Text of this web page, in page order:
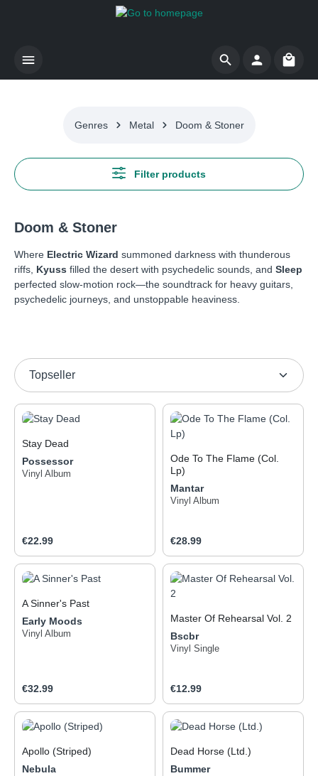
Genres Metal Doom & Stoner
Filter products
Doom & Stoner
Where Electric Wizard summoned darkness with thunderous
riffs, Kyuss filled the desert with psychedelic sounds, and Sleep
perfected slow-motion rock—the soundtrack for heavy guitars,
psychedelic journeys, and unstoppable heaviness.
Stay Dead
Possessor
Vinyl Album
Regular price:
€22.99
Ode To The Flame (Col.
Lp)
Mantar
Vinyl Album
Regular price:
€28.99
A Sinner's Past
Early Moods
Vinyl Album
Regular price:
€32.99
Master Of Rehearsal Vol. 2
Bscbr
Vinyl Single
Regular price:
€12.99
Apollo (Striped)
Nebula
Dead Horse (Ltd.)
Bummer